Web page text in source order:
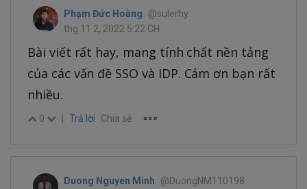
Phạm Đức Hoàng
@sulerhy
thg 11 2, 2022 5:22 CH
Bài viết rất hay, mang tính chất nền tảng
của các vấn đề SSO và IDP. Cám ơn bạn rất
nhiều.
0 | Trả lời Chia sẻ
Duong Nguyen Minh
@DuongNM110198